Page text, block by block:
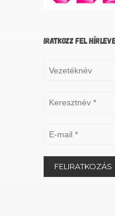
IRATKOZZ FEL